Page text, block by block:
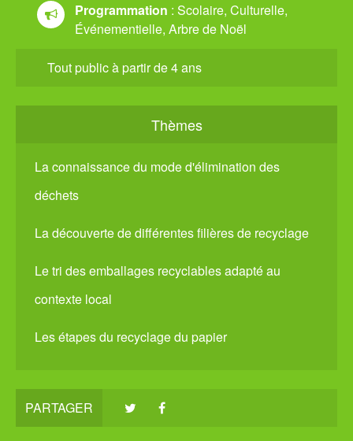
Programmation : Scolaire, Culturelle,
Événementielle, Arbre de Noël
Tout public à partir de 4 ans
Thèmes
La connaissance du mode d'élimination des
déchets
La découverte de différentes filières de recyclage
Le tri des emballages recyclables adapté au
contexte local
Les étapes du recyclage du papier
PARTAGER